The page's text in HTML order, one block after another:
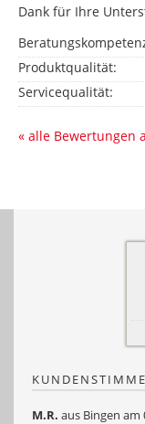
Dank für Ihre
Produktqualität:
Servicequalität:
« alle Bewertungen
M.R. aus Bingen am